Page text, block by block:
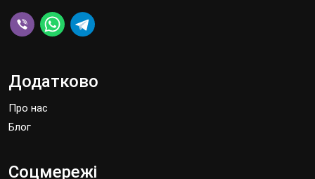
Додатково
Про нас
Блог
Соцмережі